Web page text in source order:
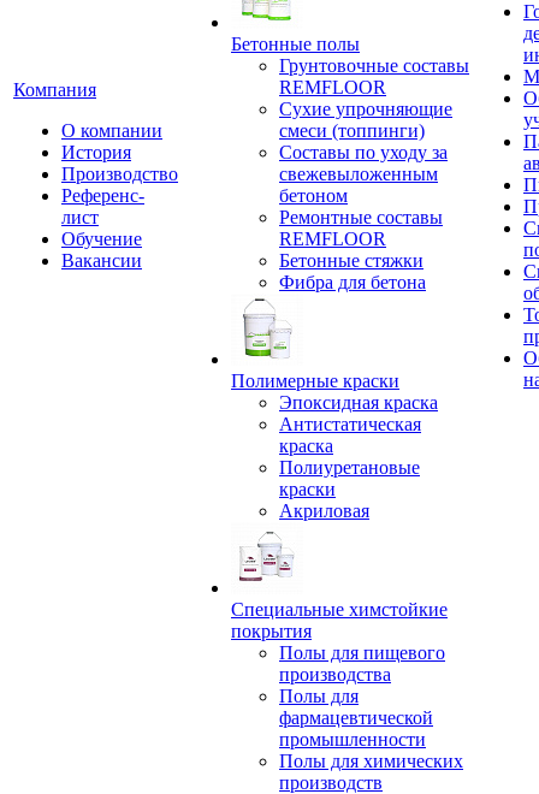
Компания
О компании
История
Производство
Референс-
лист
Обучение
Вакансии
Бетонные полы
Грунтовочные составы
REMFLOOR
Сухие упрочняющие
смеси (топпинги)
Составы по уходу за
свежевыложенным
бетоном
Ремонтные составы
REMFLOOR
Бетонные стяжки
Фибра для бетона
Полимерные краски
Эпоксидная краска
Антистатическая
краска
Полиуретановые
краски
Акриловая
Специальные химстойкие
покрытия
Полы для пищевого
производства
Полы для
фармацевтической
промышленности
Полы для химических
производств